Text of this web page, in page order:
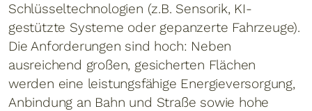
Schlüsseltechnologien (z.B. Sensorik, KI-
gestützte Systeme oder gepanzerte Fahrzeuge).
Die Anforderungen sind hoch: Neben
ausreichend großen, gesicherten Flächen
werden eine leistungsfähige Energieversorgung,
Anbindung an Bahn und Straße sowie hohe